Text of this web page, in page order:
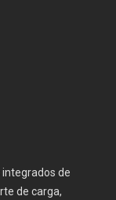
de
de carga,